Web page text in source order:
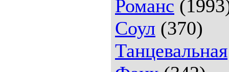
Романс
Соул (370)
Танцевальная